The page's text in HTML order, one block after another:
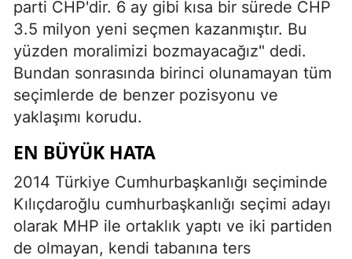
parti CHP'dir. 6 ay gibi kısa bir sürede CHP
3.5 milyon yeni seçmen kazanmıştır. Bu
yüzden moralimizi bozmayacağız" dedi.
Bundan sonrasında birinci olunamayan tüm
seçimlerde de benzer pozisyonu ve
yaklaşımı korudu.
EN BÜYÜK HATA
2014 Türkiye Cumhurbaşkanlığı seçiminde
Kılıçdaroğlu cumhurbaşkanlığı seçimi adayı
olarak MHP ile ortaklık yaptı ve iki partiden
de olmayan, kendi tabanına ters